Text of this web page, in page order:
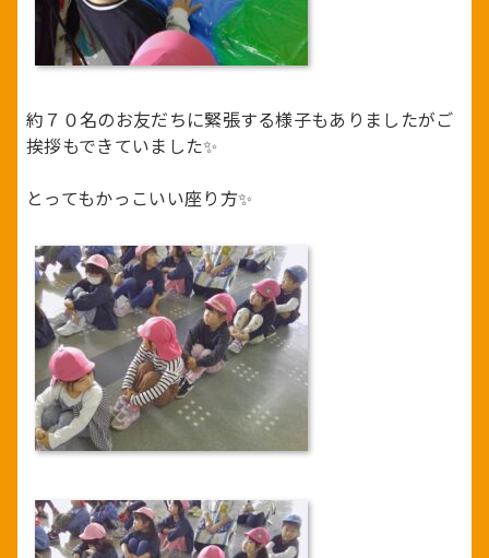
約７０名のお友だちに緊張する様子もありましたがご
挨拶もできていました✨
とってもかっこいい座り方✨